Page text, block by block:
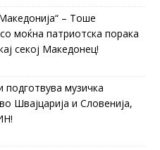
– Тоше
моќна патриотска порака
секој Македонец!
музичка
Швајцарија и Словенија,